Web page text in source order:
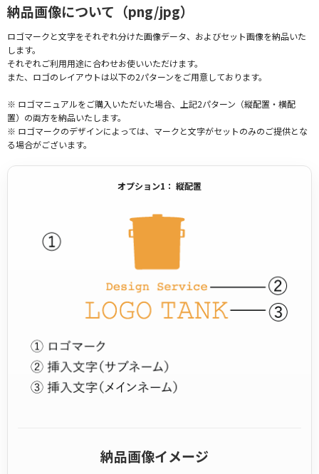
納品画像について（png/jpg）
ロゴマークと文字をそれぞれ分けた画像データ、およびセット画像を納品いた
します。
それぞれご利用用途に合わせお使いいただけます。
また、ロゴのレイアウトは以下の2パターンをご用意しております。
※ ロゴマニュアルをご購入いただいた場合、上記2パターン（縦配置・横配
置）の両方を納品いたします。
※ ロゴマークのデザインによっては、マークと文字がセットのみのご提供とな
る場合がございます。
オプション1： 縦配置
納品画像イメージ